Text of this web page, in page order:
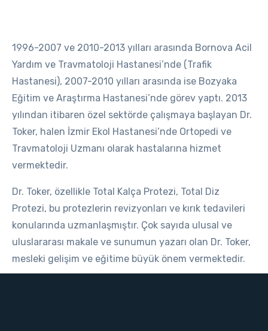
1996-2007 ve 2010-2013 yılları arasında Bornova Acil
Yardım ve Travmatoloji Hastanesi’nde (Trafik
Hastanesi), 2007-2010 yılları arasında ise Bozyaka
Eğitim ve Araştırma Hastanesi’nde görev yaptı. 2013
yılından itibaren özel sektörde çalışmaya başlayan Dr.
Toker, halen İzmir Ekol Hastanesi’nde Ortopedi ve
Travmatoloji Uzmanı olarak hastalarına hizmet
vermektedir.
Dr. Toker, özellikle Total Kalça Protezi, Total Diz
Protezi, bu protezlerin revizyonları ve kırık tedavileri
konularında uzmanlaşmıştır. Çok sayıda ulusal ve
uluslararası makale ve sunumun yazarı olan Dr. Toker,
mesleki gelişim ve eğitime büyük önem vermektedir.